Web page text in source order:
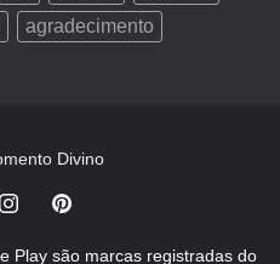
agradecimento
Divino
Play são marcas registradas do